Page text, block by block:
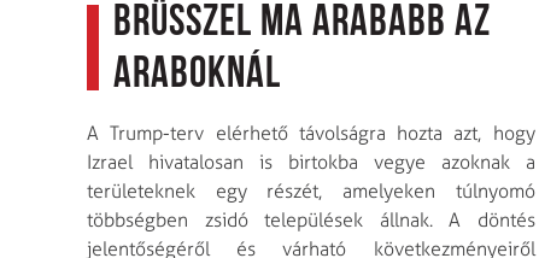
Brüsszel ma arababb az
araboknál
A Trump-terv elérhető távolságra hozta azt, hogy
Izrael hivatalosan is birtokba vegye azoknak a
területeknek egy részét, amelyeken túlnyomó
többségben zsidó települések állnak. A döntés
jelentőségéről és várható következményeiről